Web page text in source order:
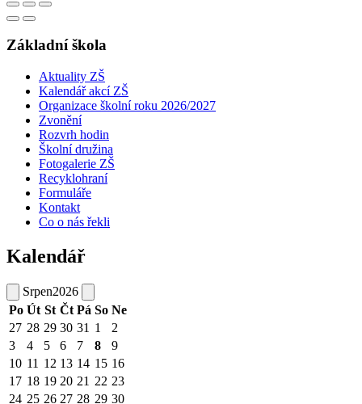
Základní škola
Aktuality ZŠ
Kalendář akcí ZŠ
Organizace školní roku 2026/2027
Zvonění
Rozvrh hodin
Školní družina
Fotogalerie ZŠ
Recyklohraní
Formuláře
Kontakt
Co o nás řekli
Kalendář
Srpen2026
Po Út St Čt Pá So Ne
27 28 29 30 31 1
2
3
4 5 6 7 8
9
10 11 12 13 14 15 16
17 18 19 20 21 22 23
24 25 26 27 28 29 30